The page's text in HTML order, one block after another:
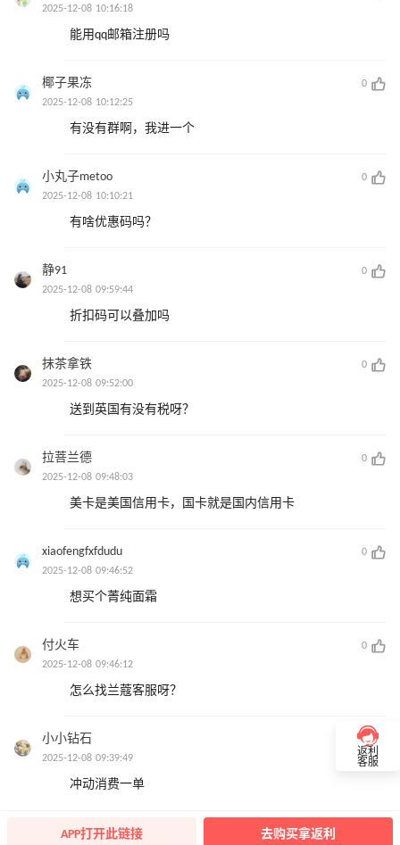
2025-12-08 10:16:18
能用qq邮箱注册吗
椰子果冻
0
2025-12-08 10:12:25
有没有群啊，我进一个
小丸子metoo
0
2025-12-08 10:10:21
有啥优惠码吗？
静91
0
2025-12-08 09:59:44
折扣码可以叠加吗
抹茶拿铁
0
2025-12-08 09:52:00
送到英国有没有税呀？
拉菩兰德
0
2025-12-08 09:48:03
美卡是美国信用卡，国卡就是国内信用卡
xiaofengfxfdudu
0
2025-12-08 09:46:52
想买个菁纯面霜
付火车
0
2025-12-08 09:46:12
怎么找兰蔻客服呀？
小小钻石
0
2025-12-08 09:39:49
冲动消费一单
返利
客服
APP打开此链接 去购买拿返利